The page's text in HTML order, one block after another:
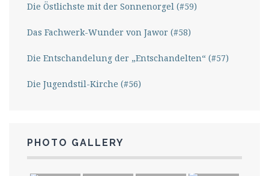
Die Östlichste mit der Sonnenorgel (#59)
Das Fachwerk-Wunder von Jawor (#58)
Die Entschandelung der „Entschandelten“ (#57)
Die Jugendstil-Kirche (#56)
PHOTO GALLERY